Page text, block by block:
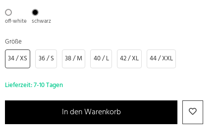
off-white schwarz
Größe
34 / XS
36 / S 38 / M 40 / L 42 / XL 44 / XXL
Lieferzeit:7-10 Tagen
In den Warenkorb